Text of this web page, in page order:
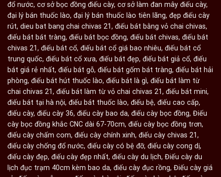
đổ nước, cơ sở bọc đồng điếu cày, cơ sở làm đan mây điếu cày,
đại lý bán thuốc lào, đại lý bán thuốc lào tiên lãng, đẹp điếu cày
rút, dieu bat bang chai chivas 21, điếu bát bằng vỏ chai chivas,
điếu bát bát tràng, điếu bát bọc đồng, điếu bát chivas, điếu bát
chivas 21, điếu bát cổ, điếu bát cổ giá bao nhiêu, điếu bát cổ
trung quốc, điếu bát cổ xưa, điếu bát đẹp, điếu bát giả cổ, điếu
bát giá rẻ nhất, điếu bát gỗ, điếu bát gốm bát tràng, điếu bát hải
phòng, điếu bát hút thuốc lào, điếu bát là gì, điếu bát làm từ
chai chivas 21, điếu bát làm từ vỏ chai chivas 21, điếu bát mini,
điếu bát tại hà nội, điếu bát thuốc lào, điếu bệ, điếu cao cấp,
điếu cày, điếu cày 36, điếu cày bao da, điếu cày bọc đồng, Điếu
cày bọc đồng khắc CNC dài 67-70cm, điếu cày bọc đồng trơn,
điếu cày chấm com, điếu cày chính xinh, điếu cày chivas 21,
điếu cày chống đổ nước, điếu cày có bệ đỡ, điếu cày cong dị,
điếu cày đẹp, điếu cày đẹp nhất, điếu cày du lịch, Điếu cày du
lịch đục trạm 40cm kèm bao da, điếu cày đục rồng, Điếu cày giá